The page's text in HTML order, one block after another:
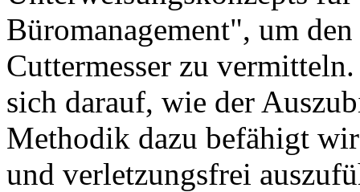
Büromanagement", um
Cuttermesser zu
sich darauf, wie der
Methodik dazu befähigt
und verletzungsfrei